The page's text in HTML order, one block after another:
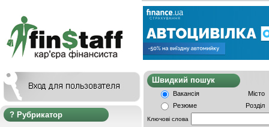
Рубрикатор
Швидкий
Вакансія
Місто
Резюме
Розділ
Ключові слова